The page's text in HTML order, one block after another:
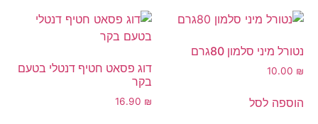
נטורל מיני סלמון 80גרם
10.00 ₪
הוספה לסל
דוג פסאט חטיף דנטלי בטעם
בקר
16.90 ₪